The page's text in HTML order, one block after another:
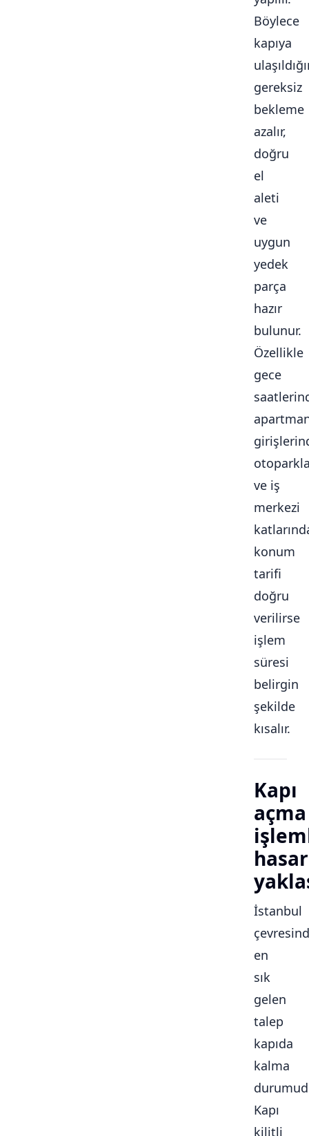
Böylece
kapıya
gereksiz
bekleme
azalır,
doğru
el
aleti
ve
uygun
yedek
parça
hazır
bulunur.
Özellikle
gece
ve iş
merkezi
konum
tarifi
doğru
verilirse
işlem
süresi
belirgin
şekilde
kısalır.
Kapı
açma
İstanbul
en
sık
gelen
talep
kapıda
kalma
Kapı
kilitli